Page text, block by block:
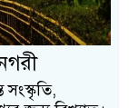
সংস্কৃতি,